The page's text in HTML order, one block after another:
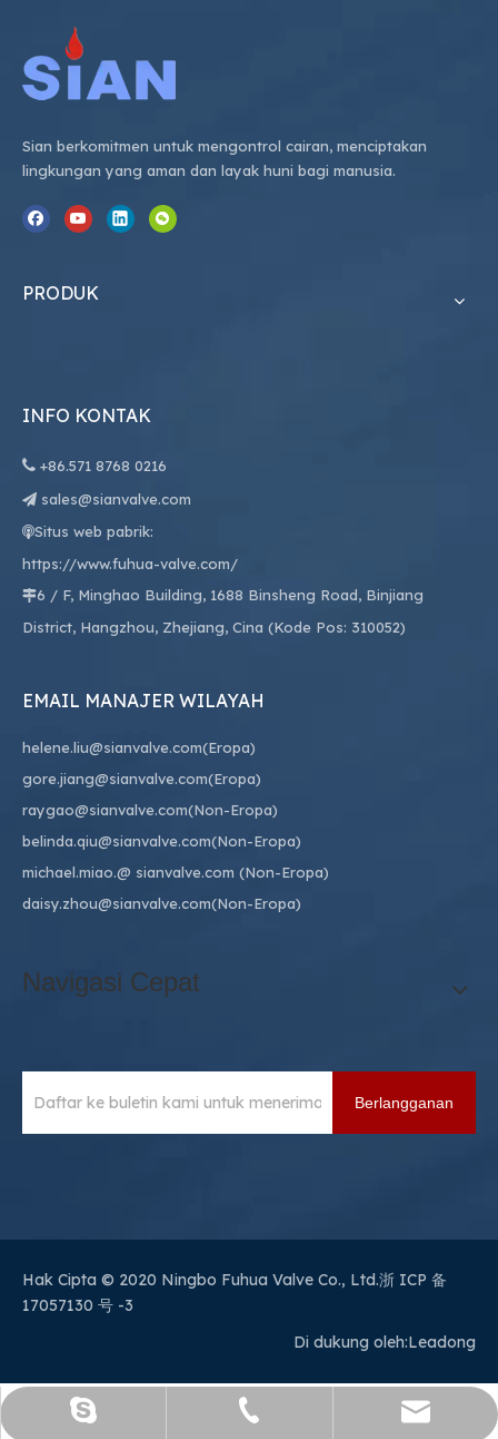
Sian berkomitmen untuk mengontrol cairan, menciptakan
lingkungan yang aman dan layak huni bagi manusia.
PRODUK
Luoquanxi.
+86 571 8768 0216
sales@sianvalve.com
INFO KONTAK
 +86.571 8768 0216
 sales@sianvalve.com
Situs web pabrik:
https://www.fuhua-valve.com/
6 / F, Minghao Building, 1688 Binsheng Road, Binjiang
District, Hangzhou, Zhejiang, Cina (Kode Pos: 310052)
EMAIL MANAJER WILAYAH
helene.liu@sianvalve.com(Eropa)
gore.jiang@sianvalve.com(Eropa)
raygao@sianvalve.com(Non-Eropa)
belinda.qiu@sianvalve.com(Non-Eropa)
michael.miao.@ sianvalve.com (Non-Eropa)
daisy.zhou@sianvalve.com(Non-Eropa)
Navigasi Cepat
Berlangganan
Hak Cipta © 2020 Ningbo Fuhua Valve Co., Ltd.浙 ICP 备
17057130 号 -3
Di dukung oleh:Leadong